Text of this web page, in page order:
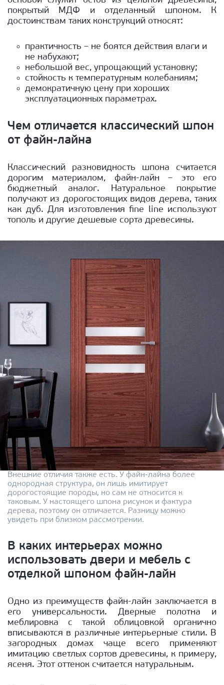
покрытый МДФ и отделанный шпоном. К
достоинствам таких конструкций относят:
практичность – не боятся действия влаги и
не набухают;
небольшой вес, упрощающий установку;
стойкость к температурным колебаниям;
демократичную цену при хороших
эксплуатационных параметрах.
Чем отличается классический шпон
от файн-лайна
Классический разновидность шпона считается
дорогим материалом, файн-лайн – это его
бюджетный аналог. Натуральное покрытие
получают из дорогостоящих видов дерева, таких
как дуб. Для изготовления fine line используют
тополь и другие дешевые сорта древесины.
Внешние отличия также есть. У файн-лайна более
однородная структура, он лишь имитирует
дорогостоящие породы, но сам не относится к
таковым. У настоящего шпона рисунок и фактура
дерева, поэтому он отличается. Разницу можно
увидеть при близком рассмотрении.
В каких интерьерах можно
использовать двери и мебель с
отделкой шпоном файн-лайн
Одно из преимуществ файн-лайн заключается в
его универсальности. Дверные полотна и
меблировка с такой облицовкой органично
вписываются в различные интерьерные стили. В
загородных домах чаще всего применяют
имитацию светлых сортов древесины, к примеру,
ясеня. Этот оттенок считается натуральным.